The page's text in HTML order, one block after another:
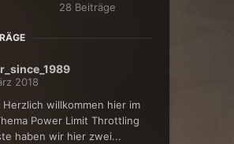
28 Beiträge
2018
Herzlich willkommen hier im
Power Limit Throttling
haben wir hier zwei...